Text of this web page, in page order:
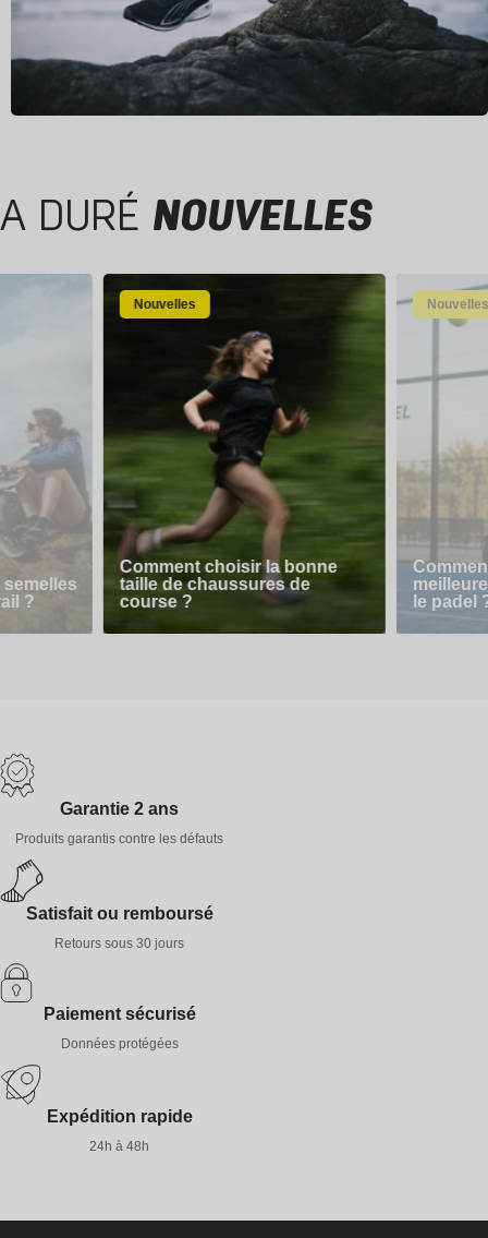
A DURÉ NOUVELLES
?
Nouvelles
Comment choisir la bonne
taille de chaussures de
course ?
Nouvelles
le padel
Garantie 2 ans
Produits garantis contre les défauts
Satisfait ou remboursé
Retours sous 30 jours
Paiement sécurisé
Données protégées
Expédition rapide
24h à 48h